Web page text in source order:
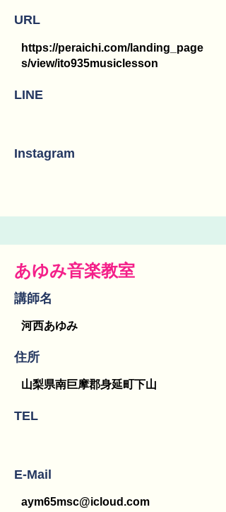
URL
https://peraichi.com/landing_page
s/view/ito935musiclesson
LINE
Instagram
あゆみ音楽教室
講師名
河西あゆみ
​住所
山梨県南巨摩郡身延町下山
TEL
E-Mail
aym65msc@icloud.com